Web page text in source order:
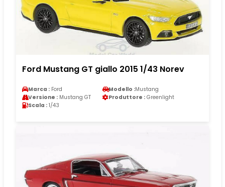
Ford Mustang GT giallo 2015 1/43 Norev
Marca : Ford Modello :Mustang
Versione : Mustang GT Produttore : Greenlight
Scala : 1/43